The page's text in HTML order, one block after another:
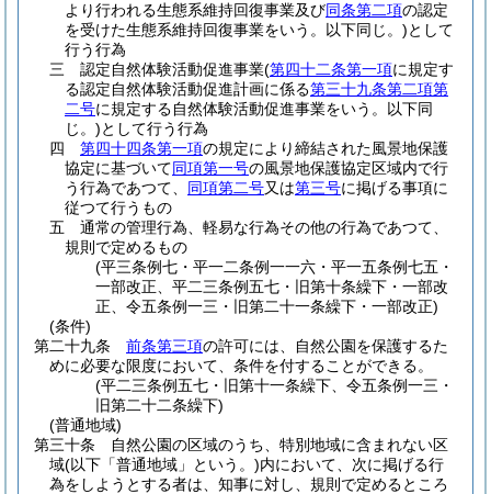
より行われる生態系維持回復事業及び同条第二項の認定
を受けた生態系維持回復事業をいう。以下同じ。)として
行う行為
三
認定自然体験活動促進事業(第四十二条第一項に規定す
る認定自然体験活動促進計画に係る第三十九条第二項第
二号に規定する自然体験活動促進事業をいう。以下同
じ。)として行う行為
四
第四十四条第一項の規定により締結された風景地保護
協定に基づいて同項第一号の風景地保護協定区域内で行
う行為であつて、 同項第二号又は第三号に掲げる事項に
従つて行うもの
五
通常の管理行為、軽易な行為その他の行為であつて、
規則で定めるもの
(平三条例七・平一二条例一一六・平一五条例七五・
一部改正、平二三条例五七・旧第十条繰下・一部改
正、令五条例一三・旧第二十一条繰下・一部改正)
(条件)
第二十九条
前条第三項の許可には、自然公園を保護するた
めに必要な限度において、条件を付することができる。
(平二三条例五七・旧第十一条繰下、令五条例一三・
旧第二十二条繰下)
(普通地域)
第三十条
自然公園の区域のうち、特別地域に含まれない区
域(以下「普通地域」という。)内において、次に掲げる行
為をしようとする者は、知事に対し、規則で定めるところ